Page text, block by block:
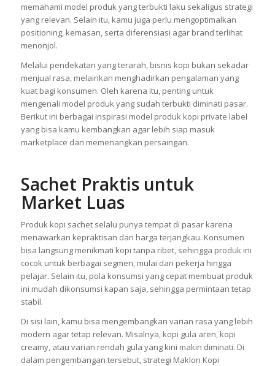
memahami model produk yang terbukti laku sekaligus strategi
yang relevan. Selain itu, kamu juga perlu mengoptimalkan
positioning, kemasan, serta diferensiasi agar brand terlihat
menonjol.
Melalui pendekatan yang terarah, bisnis kopi bukan sekadar
menjual rasa, melainkan menghadirkan pengalaman yang
kuat bagi konsumen. Oleh karena itu, penting untuk
mengenali model produk yang sudah terbukti diminati pasar.
Berikut ini berbagai inspirasi model produk kopi private label
yang bisa kamu kembangkan agar lebih siap masuk
marketplace dan memenangkan persaingan.
Sachet Praktis untuk
Market Luas
Produk kopi sachet selalu punya tempat di pasar karena
menawarkan kepraktisan dan harga terjangkau. Konsumen
bisa langsung menikmati kopi tanpa ribet, sehingga produk ini
cocok untuk berbagai segmen, mulai dari pekerja hingga
pelajar. Selain itu, pola konsumsi yang cepat membuat produk
ini mudah dikonsumsi kapan saja, sehingga permintaan tetap
stabil.
Di sisi lain, kamu bisa mengembangkan varian rasa yang lebih
modern agar tetap relevan. Misalnya, kopi gula aren, kopi
creamy, atau varian rendah gula yang kini makin diminati. Di
dalam pengembangan tersebut, strategi Maklon Kopi